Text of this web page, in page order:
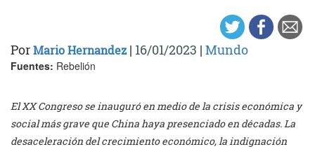
PorMario Hernandez| 16/01/2023 | Mundo
Fuentes: Rebelión
El XX Congreso se inauguró en medio de la crisis económica y
social más grave que China haya presenciado en décadas. La
desaceleración del crecimiento económico, la indignación